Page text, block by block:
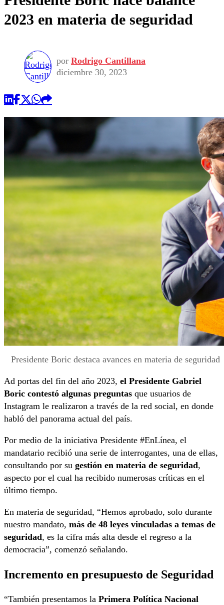
2023 en materia de seguridad
por Rodrigo Cantillana
diciembre 30, 2023
Presidente Boric destaca avances en materia de seguridad
Ad portas del fin del año 2023, el Presidente Gabriel
Boric contestó algunas preguntas que usuarios de
Instagram le realizaron a través de la red social, en donde
habló del panorama actual del país.
Por medio de la iniciativa Presidente #EnLínea, el
mandatario recibió una serie de interrogantes, una de ellas,
consultando por su gestión en materia de seguridad,
aspecto por el cual ha recibido numerosas críticas en el
último tiempo.
En materia de seguridad, “Hemos aprobado, solo durante
nuestro mandato, más de 48 leyes vinculadas a temas de
seguridad, es la cifra más alta desde el regreso a la
democracia”, comenzó señalando.
Incremento en presupuesto de Seguridad
“También presentamos la Primera Política Nacional